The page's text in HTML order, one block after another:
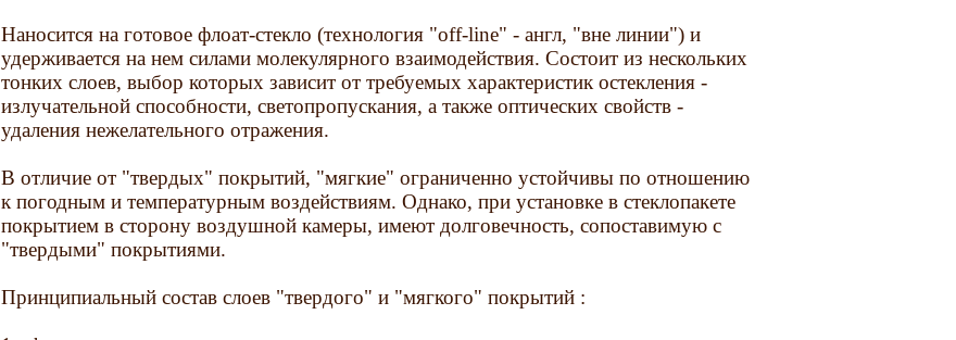
Наносится на готовое флоат-стекло (технология "off-line" - англ, "вне линии") и
удерживается на нем силами молекулярного взаимодействия. Состоит из нескольких
тонких слоев, выбор которых зависит от требуемых характеристик остекления -
излучательной способности, светопропускания, а также оптических свойств -
удаления нежелательного отражения.
В отличие от "твердых" покрытий, "мягкие" ограниченно устойчивы по отношению
к погодным и температурным воздействиям. Однако, при установке в стеклопакете
покрытием в сторону воздушной камеры, имеют долговечность, сопоставимую с
"твердыми" покрытиями.
Принципиальный состав слоев "твердого" и "мягкого" покрытий :